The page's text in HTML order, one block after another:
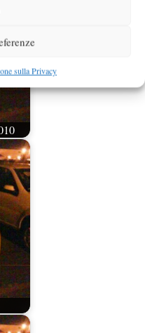
sulla Privacy